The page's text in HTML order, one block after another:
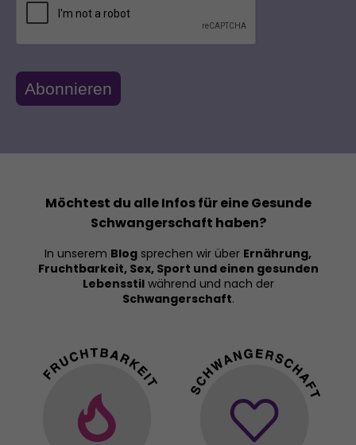
Abonnieren
Möchtest du alle Infos für eine Gesunde
Schwangerschaft haben?
In unserem Blog sprechen wir über Ernährung,
Fruchtbarkeit, Sex, Sport und einen gesunden
Lebensstilwährend und nach der
Schwangerschaft.